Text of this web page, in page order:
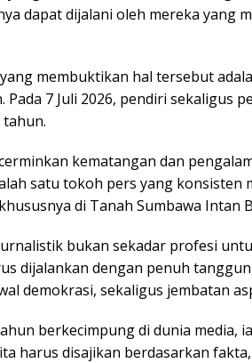
dapat dijalani oleh mereka yang
membuktikan hal tersebut
Pada 7 Juli 2026, pendiri sekaligus
kematangan dan
satu tokoh pers yang konsisten
di Tanah Sumbawa Intan
bukan sekadar profesi
dijalankan dengan penuh
demokrasi, sekaligus jembatan
berkecimpung di dunia media,
harus disajikan berdasarkan